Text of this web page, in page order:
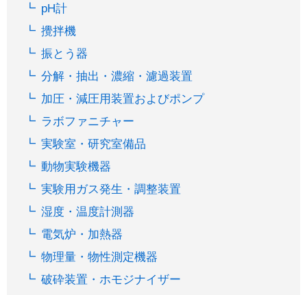
pH計
攪拌機
振とう器
分解・抽出・濃縮・濾過装置
加圧・減圧用装置およびポンプ
ラボファニチャー
実験室・研究室備品
動物実験機器
実験用ガス発生・調整装置
湿度・温度計測器
電気炉・加熱器
物理量・物性測定機器
破砕装置・ホモジナイザー